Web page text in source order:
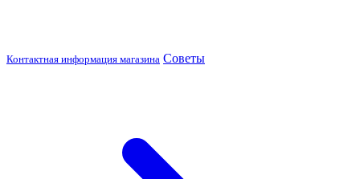
Контактная информация магазина Советы